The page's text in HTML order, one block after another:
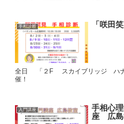
手相診断 「咲田
全日 「２F スカイブリッジ ハ
催！
入門講座
手相心
座 広